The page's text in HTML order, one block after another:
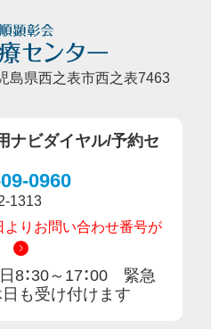
島県西之表市西之表7463
ナビダイヤル/予約セ
0960
1313
よりお問い合わせ番号が
8：30～17：00 緊急
日も受け付けます